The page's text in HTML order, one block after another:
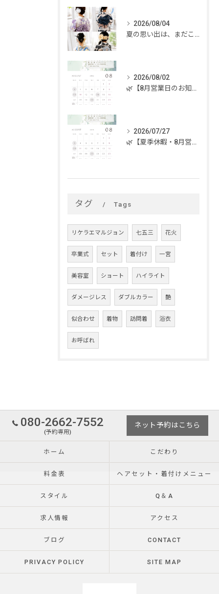
2026/08/04
夏の思い出は、まだこれから。
2026/08/02
🌿【8月営業日のお知らせ】🌿
2026/07/27
🌿【夏季休暇・8月営業日のお知らせ】🌿
タグ Tags
リケラエマルジョン 七五三 花火
卒業式 セット 着付け 一宮
美容室 ショート ハイライト
ダメージレス ダブルカラー 艶
似合わせ 着物 訪問着 浴衣
お呼ばれ
080-2662-7552
(予約専用)
ネット予約はこちら
ホーム こだわり
料金表 ヘアセット・着付けメニュー
スタイル Q＆A
求人情報 アクセス
ブログ CONTACT
PRIVACY POLICY SITE MAP